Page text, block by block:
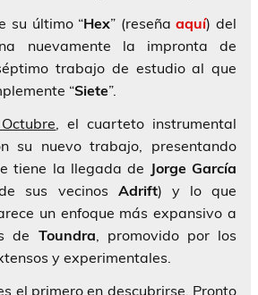
su último “Hex” (reseñaaquí) del
nuevamente la impronta de
trabajo de estudio al que
“Siete”.
, el cuarteto instrumental
su nuevo trabajo, presentando
tiene la llegada de Jorge García
sus vecinos Adrift) y lo que
un enfoque más expansivo a
de Toundra , promovido por los
y experimentales.
el primero en descubrirse. Pronto